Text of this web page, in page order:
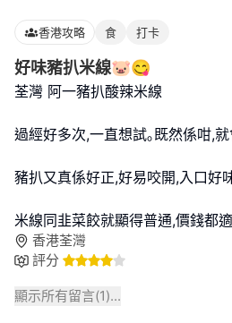
香港攻略 食 打卡
好味豬扒米線🐷😋
荃灣 阿一豬扒酸辣米線
過經好多次,一直想試｡既然係咁,就
豬扒又真係好正,好易咬開,入口好
米線同韭菜餃就顯得普通,價錢都
香港荃灣
評分
顯示所有留言(1)...